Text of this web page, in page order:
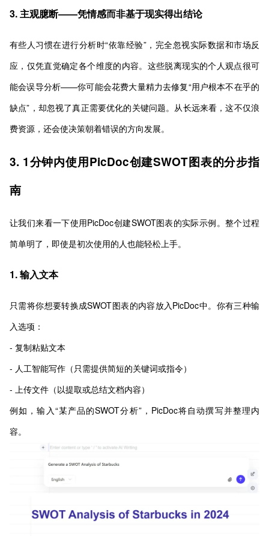
3. 主观臆断——凭情感而非基于现实得出结论
有些人习惯在进行分析时“依靠经验”，完全忽视实际数据和市场反
应，仅凭直觉确定各个维度的内容。这些脱离现实的个人观点很可
能会误导分析——你可能会花费大量精力去修复“用户根本不在乎的
缺点”，却忽视了真正需要优化的关键问题。从长远来看，这不仅浪
费资源，还会使决策朝着错误的方向发展。
3. 1分钟内使用PicDoc创建SWOT图表的分步指
南
让我们来看一下使用PicDoc创建SWOT图表的实际示例。整个过程
简单明了，即使是初次使用的人也能轻松上手。
1. 输入文本
只需将你想要转换成SWOT图表的内容放入PicDoc中。你有三种输
入选项：
- 复制粘贴文本
- 人工智能写作（只需提供简短的关键词或指令）
- 上传文件（以提取或总结文档内容）
例如，输入“某产品的SWOT分析”，PicDoc将自动撰写并整理内
容。